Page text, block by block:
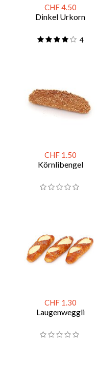
CHF 4.50
Dinkel Urkorn
4
CHF 1.50
Körnlibengel
CHF 1.30
Laugenweggli